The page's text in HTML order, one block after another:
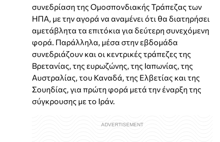
συνεδρίαση της Ομοσπονδιακής Τράπεζας των
ΗΠΑ, με την αγορά να αναμένει ότι θα διατηρήσει
αμετάβλητα τα επιτόκια για δεύτερη συνεχόμενη
φορά. Παράλληλα, μέσα στην εβδομάδα
συνεδριάζουν και οι κεντρικές τράπεζες της
Βρετανίας, της ευρωζώνης, της Ιαπωνίας, της
Αυστραλίας, του Καναδά, της Ελβετίας και της
Σουηδίας, για πρώτη φορά μετά την έναρξη της
σύγκρουσης με το Ιράν.